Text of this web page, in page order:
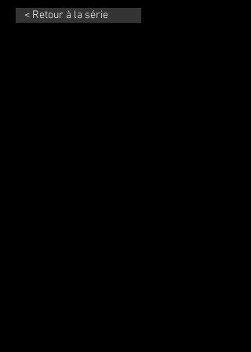
< Retour à la série